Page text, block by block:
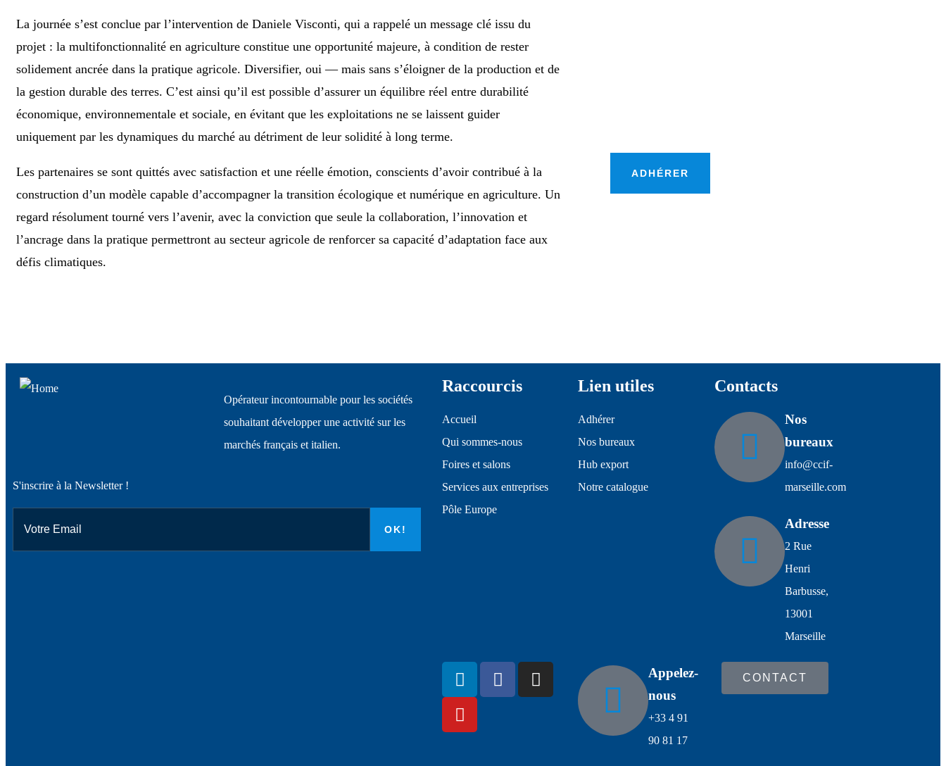
La journée s’est conclue par l’intervention de Daniele Visconti, qui a rappelé un message clé issu du
projet : la multifonctionnalité en agriculture constitue une opportunité majeure, à condition de rester
solidement ancrée dans la pratique agricole. Diversifier, oui — mais sans s’éloigner de la production et de
la gestion durable des terres. C’est ainsi qu’il est possible d’assurer un équilibre réel entre durabilité
économique, environnementale et sociale, en évitant que les exploitations ne se laissent guider
uniquement par les dynamiques du marché au détriment de leur solidité à long terme.
Les partenaires se sont quittés avec satisfaction et une réelle émotion, conscients d’avoir contribué à la
construction d’un modèle capable d’accompagner la transition écologique et numérique en agriculture. Un
regard résolument tourné vers l’avenir, avec la conviction que seule la collaboration, l’innovation et
l’ancrage dans la pratique permettront au secteur agricole de renforcer sa capacité d’adaptation face aux
défis climatiques.
ADHÉRER
Opérateur incontournable pour les sociétés
souhaitant développer une activité sur les
marchés français et italien.
S'inscrire à la Newsletter !
Raccourcis
Accueil
Qui sommes-nous
Foires et salons
Services aux entreprises
Pôle Europe
Lien utiles
Adhérer
Nos bureaux
Hub export
Notre catalogue
Contacts
Nos
bureaux
info@ccif-
marseille.com
Adresse
2 Rue
Henri
Barbusse,
13001
Marseille
Appelez-
nous
+33 4 91
90 81 17
CONTACT